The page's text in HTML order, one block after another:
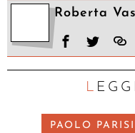
Roberta
PAOLO PARISI